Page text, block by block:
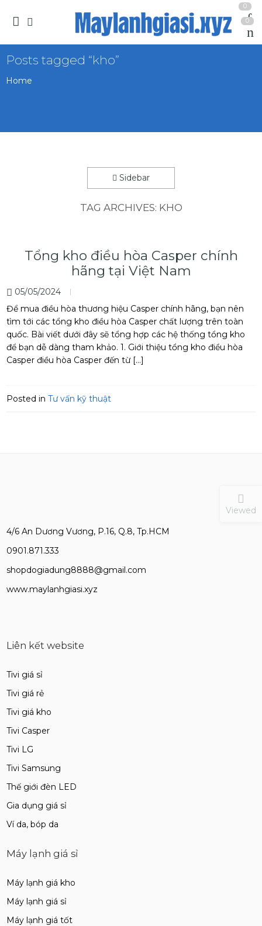
0
0
Posts tagged “kho”
Home
Sidebar
TAG ARCHIVES: KHO
Tổng kho điều hòa Casper chính
hãng tại Việt Nam
05/05/2024
Để mua điều hòa thương hiệu Casper chính hãng, bạn nên
tìm tới các tổng kho điều hòa Casper chất lượng trên toàn
quốc. Bài viết dưới đây sẽ tổng hợp các hệ thống tổng kho
để bạn dễ dàng tham khảo. 1. Giới thiệu tổng kho điều hòa
Casper điều hòa Casper đến từ […]
Posted in Tư vấn kỹ thuật
4/6 An Dương Vương, P.16, Q.8, Tp.HCM
0901.871.333
shopdogiadung8888@gmail.com
www.maylanhgiasi.xyz
Liên kết website
Tivi giá sỉ
Tivi giá rẻ
Tivi giá kho
Tivi Casper
Tivi LG
Tivi Samsung
Thế giới đèn LED
Gia dụng giá sỉ
Ví da, bóp da
Máy lạnh giá sỉ
Máy lạnh giá kho
Máy lạnh giá sỉ
Máy lạnh giá tốt
Viewed